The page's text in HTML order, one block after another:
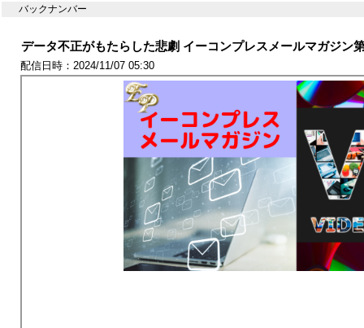
バックナンバー
データ不正がもたらした悲劇 イーコンプレスメールマガジン
配信日時：2024/11/07 05:30